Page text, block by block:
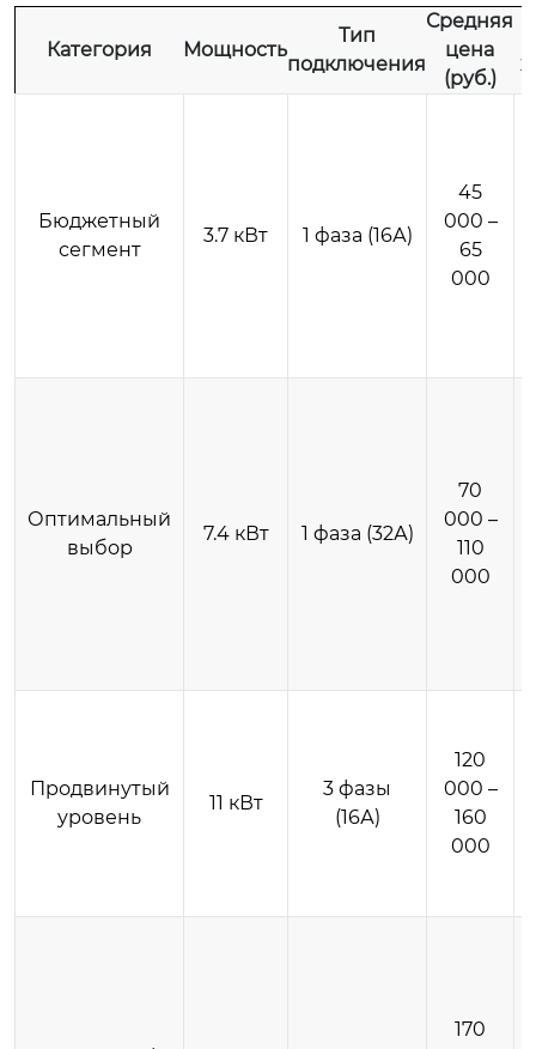
Категория Мощность
Тип
подключения
Средняя
цена
(руб.)
Бюджетный
сегмент
3.7 кВт 1 фаза (16А)
45
000 –
65
000
Оптимальный
выбор
7.4 кВт 1 фаза (32А)
70
000 –
110
000
Продвинутый
уровень
11 кВт
3 фазы
(16А)
120
000 –
160
000
170